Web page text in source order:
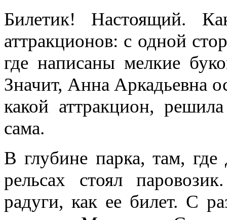
Билетик! Настоящий.
аттракционов: с одной
где написаны мелкие
Значит, Анна Аркадьевна
какой аттракцион,
сама.
В глубине парка, там,
рельсах стоял
радуги, как ее билет. С